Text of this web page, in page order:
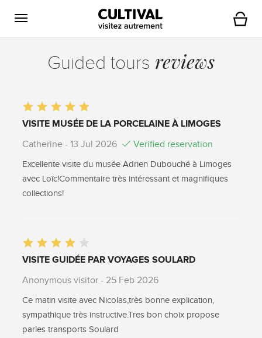
Open navigation Cart
Guided tours reviews
VISITE MUSÉE DE LA PORCELAINE À LIMOGES
Catherine - 13 Jul 2026 Verified reservation
Excellente visite du musée Adrien Dubouché à Limoges
avec Loïc!Commentaire très intéressant et magnifiques
collections!
VISITE GUIDÉE PAR VOYAGES SOULARD
Anonymous visitor - 25 Feb 2026
Ce matin visite avec Nicolas,très bonne explication,
sympathique très instructive.Tres bon choix propose
parles transports Soulard